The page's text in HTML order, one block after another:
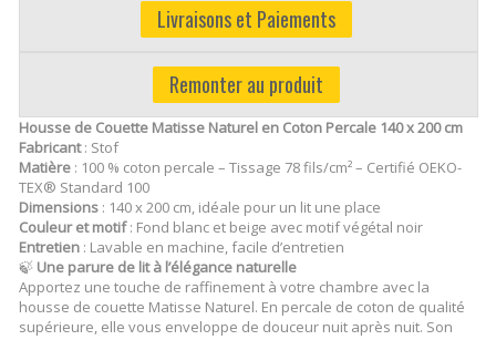
Livraisons et Paiements
Remonter au produit
Housse de Couette Matisse Naturel en Coton Percale 140 x 200 cm
Fabricant: Stof
Matière : 100 % coton percale – Tissage 78 fils/cm² – Certifié OEKO-
TEX® Standard 100
Dimensions : 140 x 200 cm, idéale pour un lit une place
Couleur et motif: Fond blanc et beige avec motif végétal noir
Entretien : Lavable en machine, facile d’entretien
🍃 Une parure de lit à l’élégance naturelle
Apportez une touche de raffinement à votre chambre avec la
housse de couette Matisse Naturel. En percale de coton de qualité
supérieure, elle vous enveloppe de douceur nuit après nuit. Son